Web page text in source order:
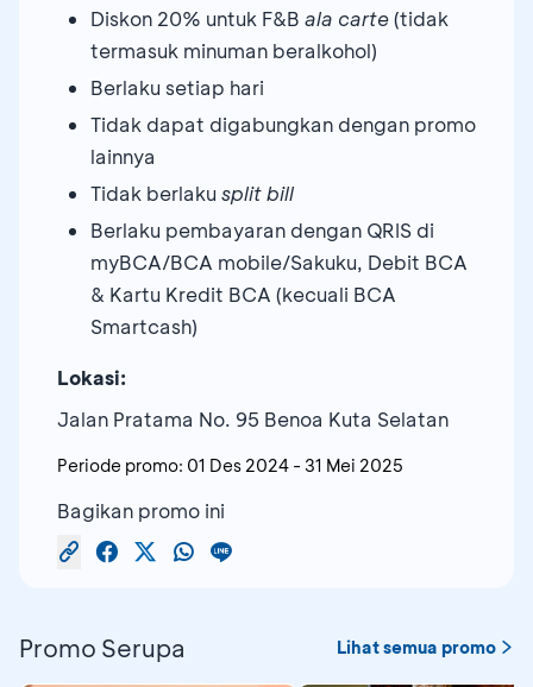
Diskon 20% untuk F&B ala carte(tidak
termasuk minuman beralkohol)
Berlaku setiap hari
Tidak dapat digabungkan dengan promo
lainnya
Tidak berlaku split bill
Berlaku pembayaran dengan QRIS di
myBCA/BCA mobile/Sakuku, Debit BCA
& Kartu Kredit BCA (kecuali BCA
Smartcash)
Lokasi:
Jalan Pratama No. 95 Benoa Kuta Selatan
Periode promo: 01 Des 2024 - 31 Mei 2025
Bagikan promo ini
Promo Serupa Lihat semua promo